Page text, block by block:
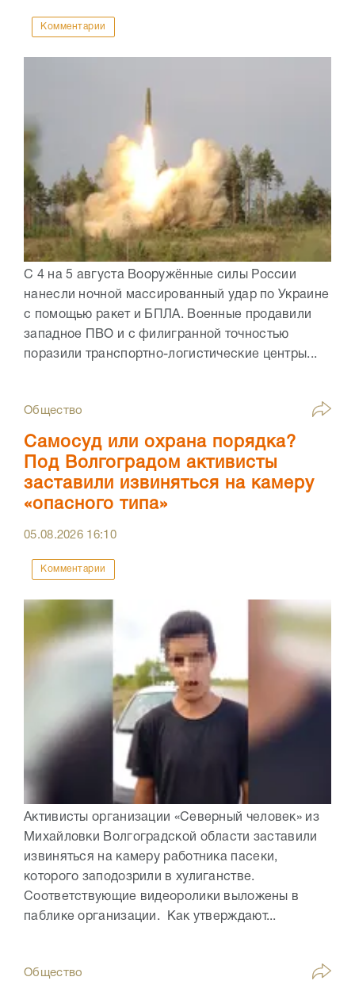
Комментарии
С 4 на 5 августа Вооружённые силы России
нанесли ночной массированный удар по Украине
с помощью ракет и БПЛА. Военные продавили
западное ПВО и с филигранной точностью
поразили транспортно-логистические центры...
Общество
Самосуд или охрана порядка?
Под Волгоградом активисты
заставили извиняться на камеру
«опасного типа»
05.08.2026 16:10
Комментарии
Активисты организации «Северный человек» из
Михайловки Волгоградской области заставили
извиняться на камеру работника пасеки,
которого заподозрили в хулиганстве.
Соответствующие видеоролики выложены в
паблике организации. Как утверждают...
Общество